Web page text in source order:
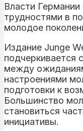
Власти
трудностями в
молодое
Издание Junge
подчеркивается
между
настроениями
подготовки к
Большинство
становиться
инициативы.